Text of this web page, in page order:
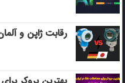
رقابت ژاپن و